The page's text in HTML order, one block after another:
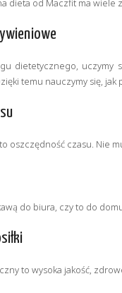
dieta od Maczfit ma wiele
dietetycznego, uczymy
temu nauczymy się,
oszczędność czasu. Nie
do biura, czy to do
to wysoka jakość,